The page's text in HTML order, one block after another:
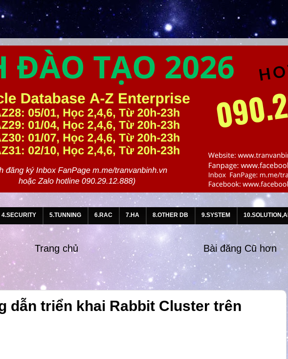
4.SECURITY 5.TUNNING 6.RAC 7.HA 8.OTHER DB 9.SYSTEM 10.SOLUTION,AI
Bài đăng Cũ hơn
Trang chủ
dẫn triển khai Rabbit Cluster trên